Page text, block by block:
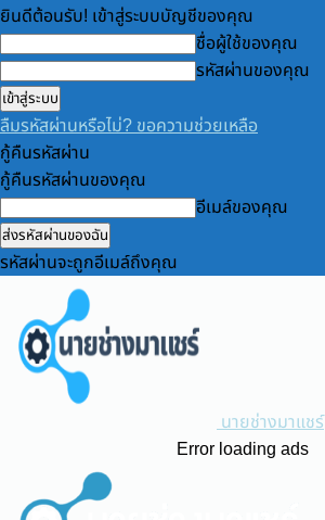
ยินดีต้อนรับ! เข้าสู่ระบบบัญชีของคุณ
ชื่อผู้ใช้ของคุณ
รหัสผ่านของคุณ
ลืมรหัสผ่านหรือไม่? ขอความช่วยเหลือ
กู้คืนรหัสผ่าน
กู้คืนรหัสผ่านของคุณ
อีเมล์ของคุณ
รหัสผ่านจะถูกอีเมล์ถึงคุณ
นายช่างมาแชร์
Error loading ads